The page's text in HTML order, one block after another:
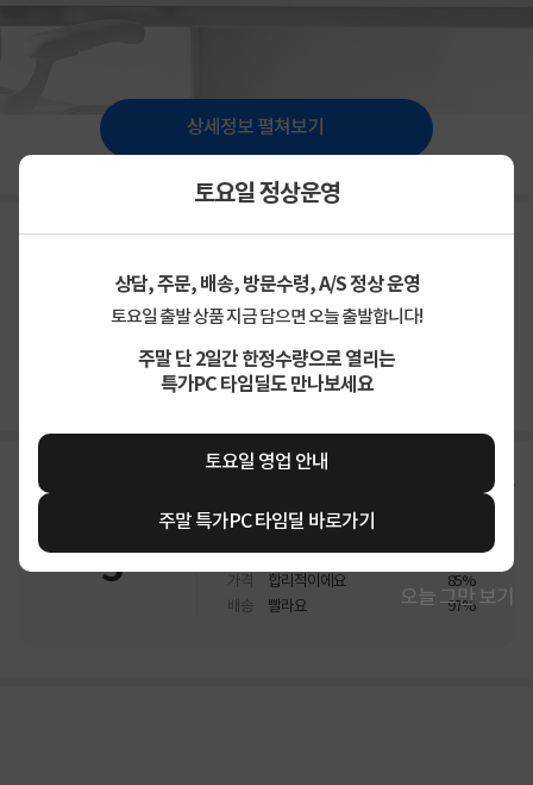
토요일 정상운영
상담, 주문, 배송, 방문수령, A/S 정상 운영
토요일 출발 상품 지금 담으면 오늘 출발합니다!
주말 단 2일간 한정수량으로 열리는
특가PC 타임딜도 만나보세요
토요일 영업 안내
주말 특가PC 타임딜 바로가기
오늘 그만 보기
상세정보 펼쳐보기
상품고시정보 교환/반품/환불 배송안내
신고 잘못된 상품정보가 있으면 알려주세요.
구매후기 51
5 상품 만족해요
96%
가격
합리적이에요
85%
배송
빨라요 97%